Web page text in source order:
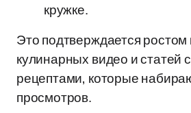
кружке.
Это подтверждается ростом
кулинарных видео и статей
рецептами, которые
просмотров.